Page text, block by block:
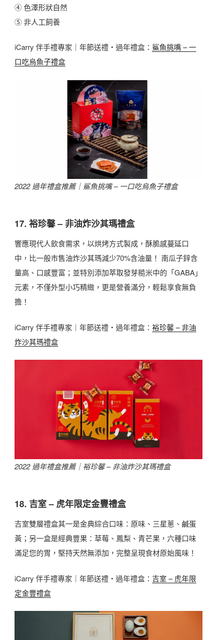
④ 色澤形狀自然
⑤ 非人工飼養
iCarry 伴手禮專家｜年節送禮・過年禮盒： 鯊魚挑嘴 – 一
口吃烏魚子禮盒
2022 過年禮盒推薦｜ 鯊魚挑嘴 – 一口吃烏魚子禮盒
17. 裕珍馨 – 非油炸沙其瑪禮盒
響應現代人飲食需求，以烘烤方式製成，酥脆感蔓延口
中，比一般市售油炸沙其瑪減少70%含油量！ 南瓜子鋅含
量高、口感豐富；並特別添加萃取發芽糙米中的「GABA」
元素，不僅外型小巧精緻，更是營養滿分，輕鬆享食無負
擔！
iCarry 伴手禮專家｜年節送禮・過年禮盒： 裕珍馨 – 非油
炸沙其瑪禮盒
2022 過年禮盒推薦｜ 裕珍馨 – 非油炸沙其瑪禮盒
18. 吉室 – 虎年限定金豐禮盒
吉室雙層禮盒其一是金典綜合口味：原味、三星蔥、鹹蛋
黃；另一盒是經典豐果：草莓、鳳梨、青芒果，六種口味
滿足您的胃，堅持天然無添加，完整呈現食材原始風味！
iCarry 伴手禮專家｜年節送禮・過年禮盒： 吉室 – 虎年限
定金豐禮盒